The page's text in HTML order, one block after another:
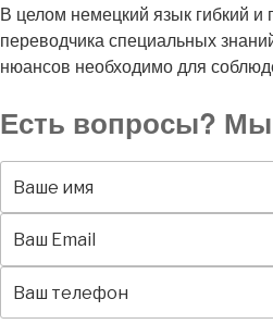
В целом немецкий язык гибкий
переводчика специальных
нюансов необходимо для
Есть вопросы? Мы